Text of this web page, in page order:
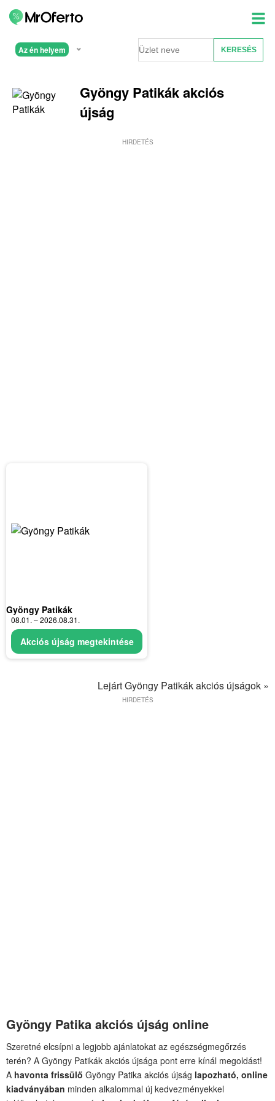
Az én helyem
Gyöngy Patikák akciós
újság
HIRDETÉS
Gyöngy Patikák
08.01. – 2026.08.31.
Akciós újság megtekintése
Lejárt Gyöngy Patikák akciós újságok »
HIRDETÉS
Gyöngy Patika akciós újság online
Szeretné elcsípni a legjobb ajánlatokat az egészségmegőrzés
terén? A Gyöngy Patikák akciós újsága pont erre kínál megoldást!
A havonta frissülő Gyöngy Patika akciós újság lapozható, online
kiadványában minden alkalommal új kedvezményekkel